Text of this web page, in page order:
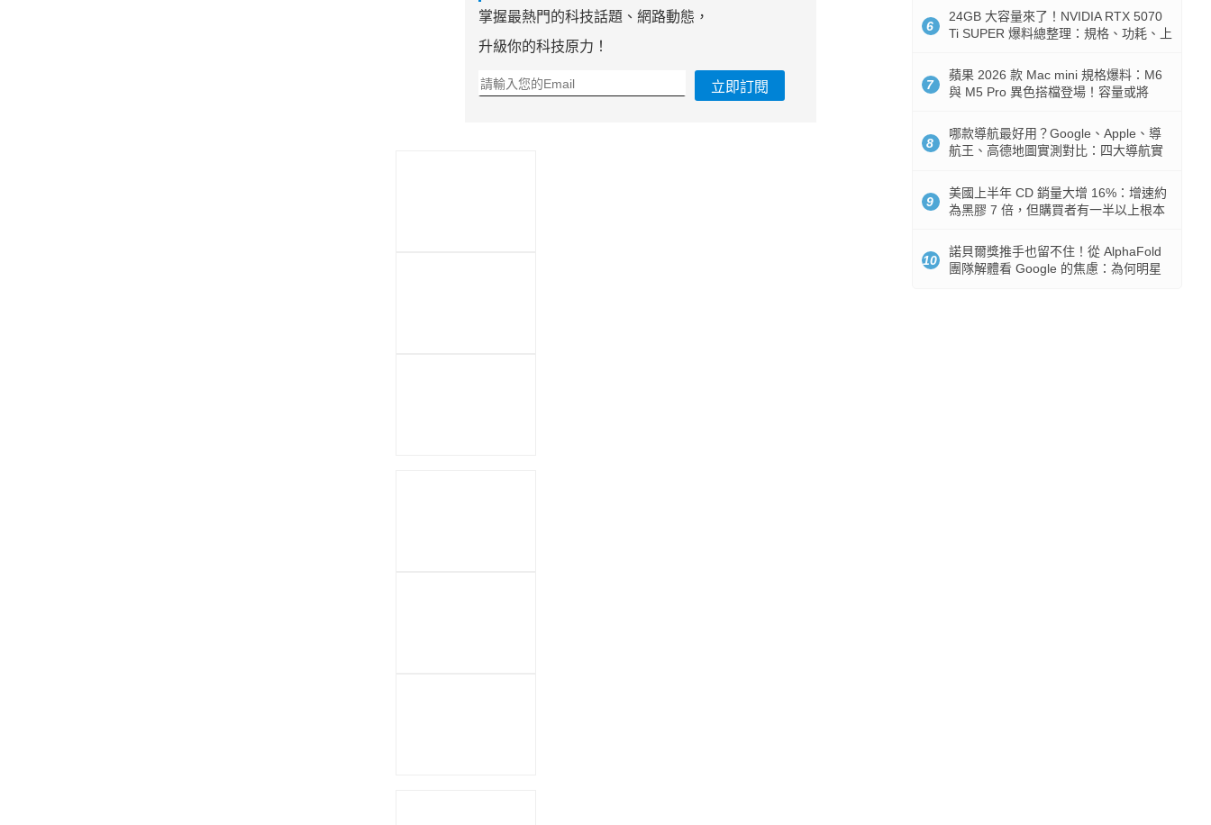
掌握最熱門的科技話題、網路動態，
升級你的科技原力！
立即訂閱
6
24GB 大容量來了！NVIDIA RTX 5070
Ti SUPER 爆料總整理：規格、功耗、上
7
蘋果 2026 款 Mac mini 規格爆料：M6
與 M5 Pro 異色搭檔登場！容量或將
8
哪款導航最好用？Google、Apple、導
航王、高德地圖實測對比：四大導航實
9
美國上半年 CD 銷量大增 16%：增速約
為黑膠 7 倍，但購買者有一半以上根本
10
諾貝爾獎推手也留不住！從 AlphaFold
團隊解體看 Google 的焦慮：為何明星